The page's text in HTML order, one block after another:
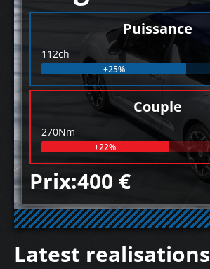
Puissance
112ch
+25%
Couple
270Nm
+22%
Prix:400 €
Latest realisations